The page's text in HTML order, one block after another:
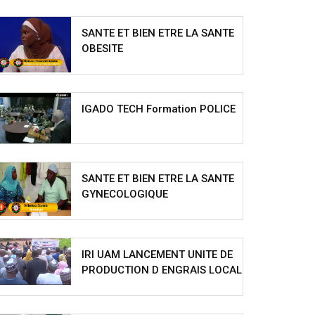
SANTE ET BIEN ETRE LA SANTE
OBESITE
IGADO TECH Formation POLICE
SANTE ET BIEN ETRE LA SANTE
GYNECOLOGIQUE
IRI UAM LANCEMENT UNITE DE
PRODUCTION D ENGRAIS LOCAL